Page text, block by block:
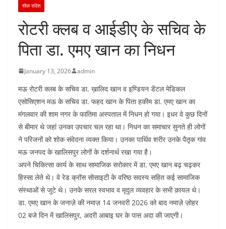
शोक संदेश
रोटरी क्लब व आईडीए के सचिव के
पिता डा. एमए खान का निधन
January 13, 2026 admin
मऊ रोटरी क्लब के सचिव डा. ख़ालिद खान व इण्डियन डेंटल मेडिकल
एसोसिएशन मऊ के सचिव डा. फहद खान के पिता हकीम डा. एमए खान का
मंगलवार की शाम नगर के फातिमा अस्पताल में निधन हो गया। इधर वे कुछ दिनों
से बीमार थे जहां उनका उपचार चल रहा था। निधन का समाचार सुनते ही लोगों
ने परिजनों को शोक संवेदना व्यक्त किया। उनका पार्थिव शरीर उनके पैतृक गांव
मऊ जनपद के खालिसपुर लोगों के दर्शनार्थ रखा गया है।
अपने चिकित्सा कार्य के साथ सामाजिक सरोकार में डा. एमए खान बढ़ चढ़कर
हिस्सा लेते थे। वे रेड क्रॉस सोसाइटी के वरिष्ठ सदस्य सहित कई सामाजिक
संस्थाओं से जुटे थे। उनके सरल स्वभाव व मृदुल व्यवहार के सभी क़ायल थे।
डा. एमए खान के जनाज़े की नमाज़ 14 जनवरी 2026 को बाद नमाज़े ज़ोहर
02 बजे दिन में खालिसपुर, अदरी आबाइ घर के पास अदा की जाएगी।